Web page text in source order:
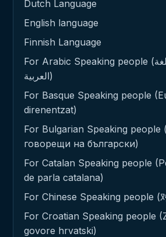
Dutch Language
English language
Finnish Language
For Arabic Speaking people (للناطقين باللغة
العربية)
For Basque Speaking people
direnentzat)
For Bulgarian Speaking people
говорещи на български)
For Catalan Speaking people
de parla catalana)
For Chinese Speaking people (
For Croatian Speaking people
govore hrvatski)